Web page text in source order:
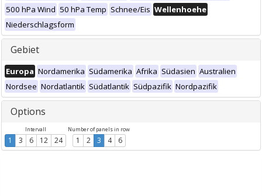
500 hPa Wind 50 hPa Temp Schnee/Eis Wellenhoehe
Niederschlagsform
Gebiet
Europa Nordamerika Südamerika Afrika Südasien Australien
Nordsee Nordatlantik Südatlantik Südpazifik Nordpazifik
Options
Intervall
1 3 6 12 24
Number of panels in row
1 2 3 4 6